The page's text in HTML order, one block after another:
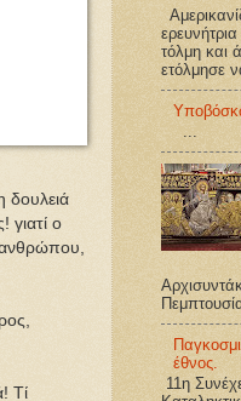
δουλειά
γιατί ο
Τί
τόλμη
ετόλμησε
...
έθνος.
11η